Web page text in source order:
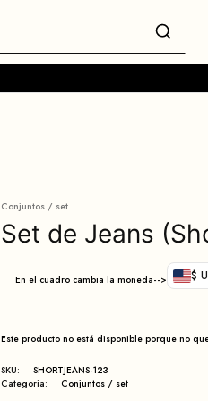
Conjuntos / set
Set de Jeans
En el cuadro cambia la moneda--> $
Este producto no está disponible porque no
SKU:
SHORTJEANS-123
Categoría:
Conjuntos / set